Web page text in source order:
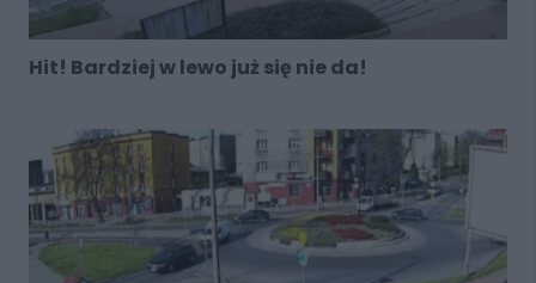
Hit! Bardziej w lewo już się nie da!